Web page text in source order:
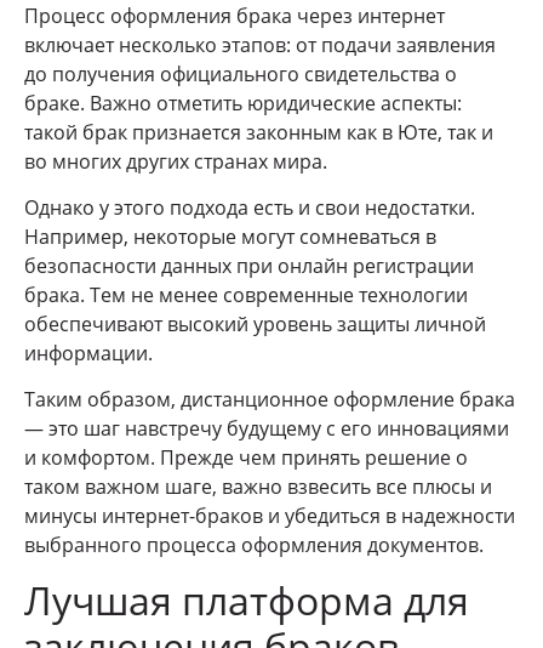
Процесс оформления брака через интернет
включает несколько этапов: от подачи заявления
до получения официального свидетельства о
браке. Важно отметить юридические аспекты:
такой брак признается законным как в Юте, так и
во многих других странах мира.
Однако у этого подхода есть и свои недостатки.
Например, некоторые могут сомневаться в
безопасности данных при онлайн регистрации
брака. Тем не менее современные технологии
обеспечивают высокий уровень защиты личной
информации.
Таким образом, дистанционное оформление брака
— это шаг навстречу будущему с его инновациями
и комфортом. Прежде чем принять решение о
таком важном шаге, важно взвесить все плюсы и
минусы интернет-браков и убедиться в надежности
выбранного процесса оформления документов.
Лучшая платформа для